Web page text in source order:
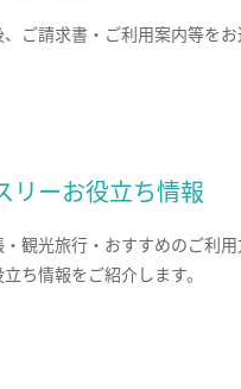
ご請求書・ご利用案内等をお
リーお役立ち情報
観光旅行・おすすめのご利
ち情報をご紹介します。